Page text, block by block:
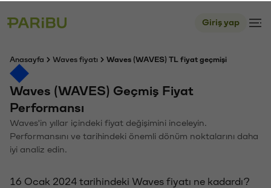
Giriş yap
Anasayfa Waves fiyatı Waves (WAVES) TL fiyat geçmişi
Waves (WAVES) Geçmiş Fiyat
Performansı
Waves'in yıllar içindeki fiyat değişimini inceleyin.
Performansını ve tarihindeki önemli dönüm noktalarını daha
iyi analiz edin.
16 Ocak 2024 tarihindeki Waves fiyatı ne kadardı?